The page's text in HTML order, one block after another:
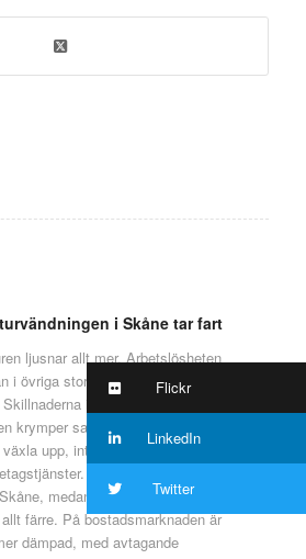
i Skåne tar fart
ljusnar allt mer. Arbetslösheten
i övriga storstadslän och fler utrikes
i arbetslöshet mellan
krymper samtidigt som
upp, inte minst inom
Men jobbtillväxten sker
medan östra Skånes
färre. På bostadsmarknaden är
dämpad, med avtagande
Flickr
LinkedIn
Twitter